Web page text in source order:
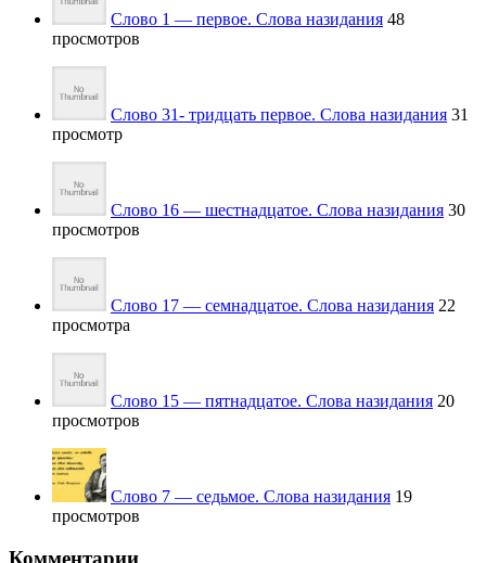
Слово 1 — первое. Слова назидания 48
просмотров
Слово 31- тридцать первое. Слова назидания 31
просмотр
Слово 16 — шестнадцатое. Слова назидания 30
просмотров
Слово 17 — семнадцатое. Слова назидания 22
просмотра
Слово 15 — пятнадцатое. Слова назидания 20
просмотров
Слово 7 — седьмое. Слова назидания 19
просмотров
Комментарии